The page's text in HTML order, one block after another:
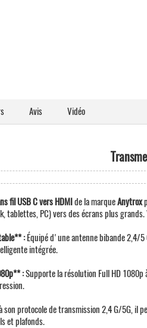
Avis Vidéo
fil USB C vers HDMIde la marqueAnytrox
tablettes, PC) vers des écrans plus
:Équipé d'une antenne bibande 2,4/5
intégrée.
:Supporte la résolution Full HD 1080p
son protocole de transmission 2,4 G/5G, il
et plafonds.